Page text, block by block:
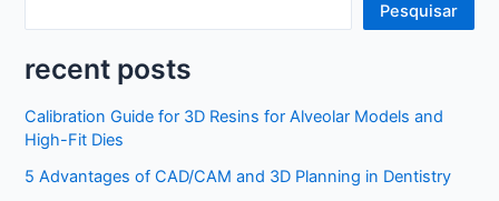
Pesquisar
recent posts
Calibration Guide for 3D Resins for Alveolar Models and
High-Fit Dies
5 Advantages of CAD/CAM and 3D Planning in Dentistry